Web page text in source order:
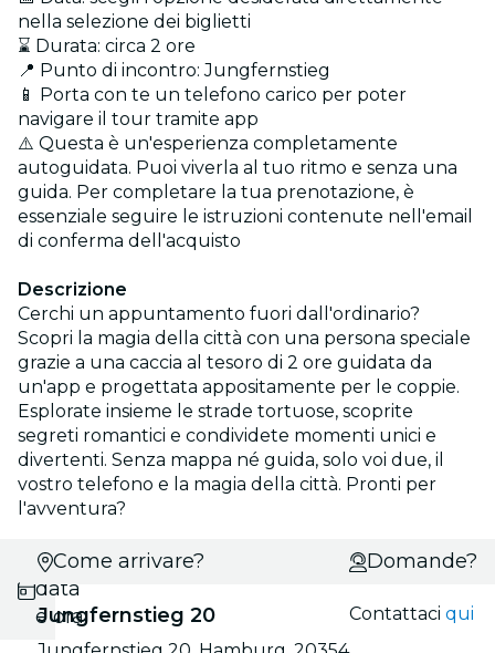
nella selezione dei biglietti
⌛ Durata: circa 2 ore
📍 Punto di incontro: Jungfernstieg
📱 Porta con te un telefono carico per poter
navigare il tour tramite app
⚠️ Questa è un'esperienza completamente
autoguidata. Puoi viverla al tuo ritmo e senza una
guida. Per completare la tua prenotazione, è
essenziale seguire le istruzioni contenute nell'email
di conferma dell'acquisto
Descrizione
Cerchi un appuntamento fuori dall'ordinario?
Scopri la magia della città con una persona speciale
grazie a una caccia al tesoro di 2 ore guidata da
un'app e progettata appositamente per le coppie.
Esplorate insieme le strade tortuose, scoprite
segreti romantici e condividete momenti unici e
divertenti. Senza mappa né guida, solo voi due, il
vostro telefono e la magia della città. Pronti per
l'avventura?
Scegli
data
e ora
Come arrivare?
Jungfernstieg 20
Domande?
Contattaciqui